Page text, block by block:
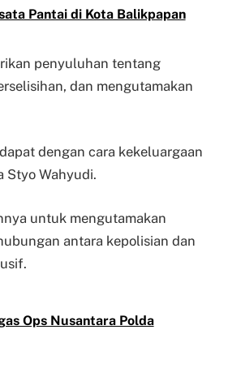
Pantai di Kota Balikpapan
penyuluhan tentang
dan mengutamakan
dengan cara kekeluargaan
Styo Wahyudi.
untuk mengutamakan
antara kepolisian dan
Ops Nusantara Polda